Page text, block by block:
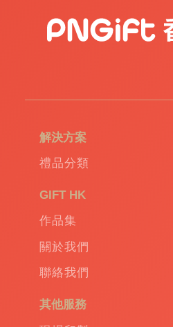
证了礼品的質量和速度，
其環保屬性。
符合最高規格要求的優質
廠家不僅在生产過程中嚴
他們精湛的技術和專業的
解決方案
禮品分類
GIFT HK
作品集
關於我們
聯絡我們
其他服務